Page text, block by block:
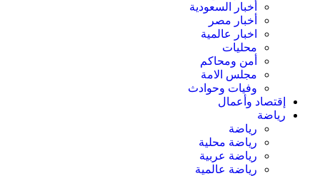
أخبار السعودية
أخبار مصر
اخبار عالمية
محليات
أمن ومحاكم
مجلس الامة
وفيات وحوادث
إقتصاد وأعمال
رياضة
رياضة
رياضة محلية
رياضة عربية
رياضة عالمية